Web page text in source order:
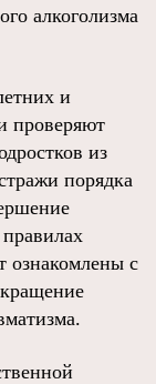
алкоголизма
и
проверяют
из
порядка
ознакомлены с